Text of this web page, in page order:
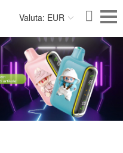
Valuta: EUR